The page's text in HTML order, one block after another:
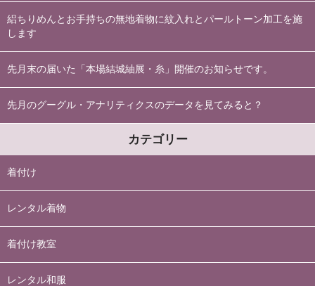
絽ちりめんとお手持ちの無地着物に紋入れとパールトーン加工を施
します
先月末の届いた「本場結城紬展・糸」開催のお知らせです。
先月のグーグル・アナリティクスのデータを見てみると？
カテゴリー
着付け
レンタル着物
着付け教室
レンタル和服